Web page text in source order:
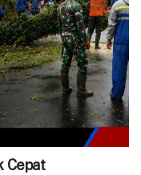
Cepat